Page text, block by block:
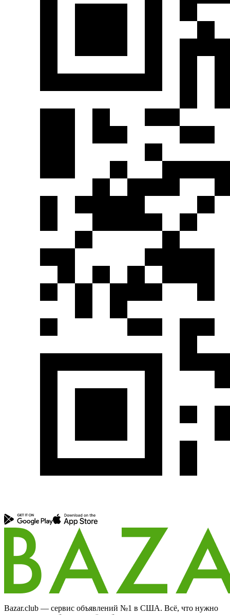
Bazar.club — сервис объявлений №1 в США. Всё, что нужно